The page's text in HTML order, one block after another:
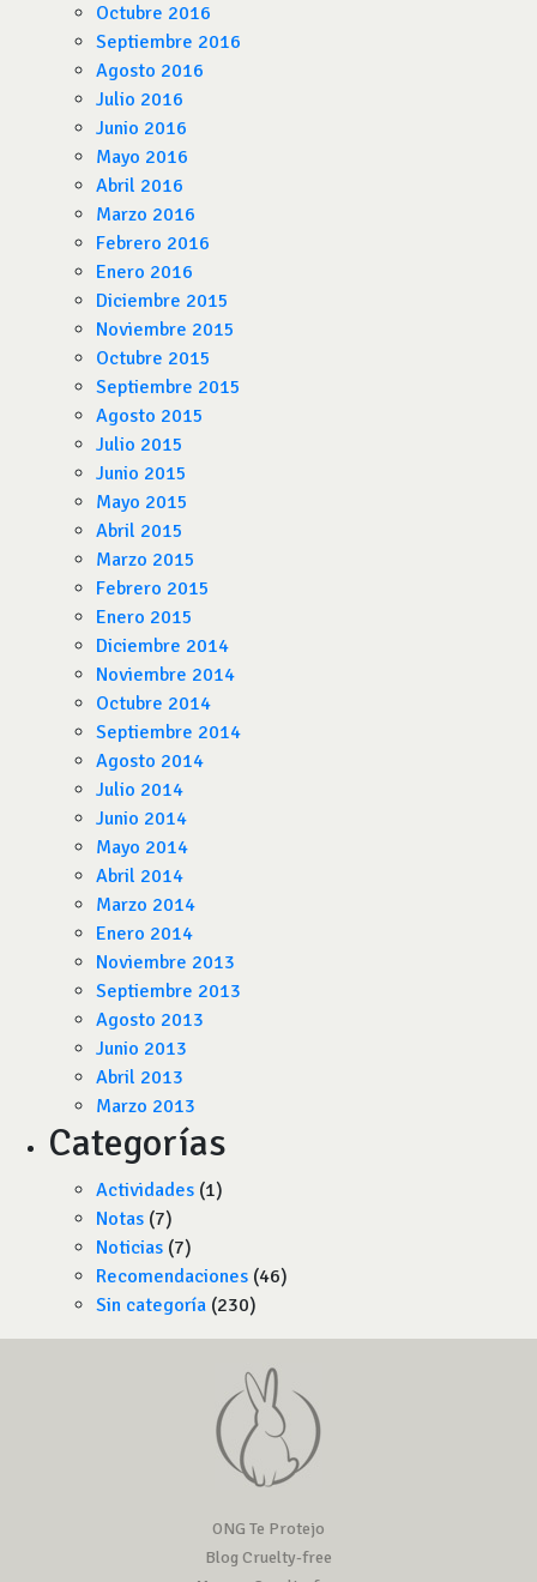
Octubre 2016
Septiembre 2016
Agosto 2016
Julio 2016
Junio 2016
Mayo 2016
Abril 2016
Marzo 2016
Febrero 2016
Enero 2016
Diciembre 2015
Noviembre 2015
Octubre 2015
Septiembre 2015
Agosto 2015
Julio 2015
Junio 2015
Mayo 2015
Abril 2015
Marzo 2015
Febrero 2015
Enero 2015
Diciembre 2014
Noviembre 2014
Octubre 2014
Septiembre 2014
Agosto 2014
Julio 2014
Junio 2014
Mayo 2014
Abril 2014
Marzo 2014
Enero 2014
Noviembre 2013
Septiembre 2013
Agosto 2013
Junio 2013
Abril 2013
Marzo 2013
Categorías
Actividades (1)
Notas (7)
Noticias (7)
Recomendaciones (46)
Sin categoría (230)
ONG Te Protejo
Blog Cruelty-free